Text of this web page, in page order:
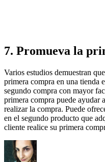
7. Promueva la
Varios estudios demuestran
primera compra en una tienda
segundo compra con mayor
primera compra puede ayudar
realizar la compra. Puede
en el segundo producto que
cliente realice su primera